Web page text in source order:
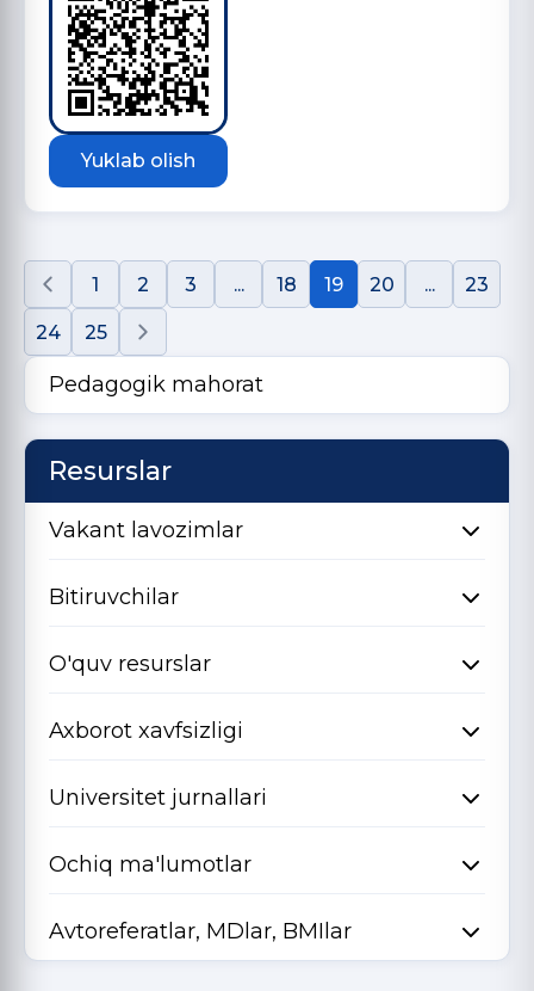
Yuklab olish
1 2 3 ... 18 19 20 ... 23
24 25
Pedagogik mahorat
Resurslar
Vakant lavozimlar
Bitiruvchilar
O'quv resurslar
Axborot xavfsizligi
Universitet jurnallari
Ochiq ma'lumotlar
Avtoreferatlar, MDlar, BMIlar